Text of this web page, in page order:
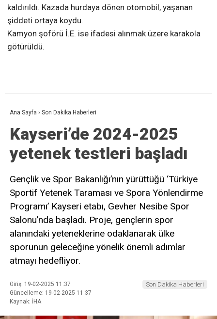
kaldırıldı. Kazada hurdaya dönen otomobil, yaşanan
şiddeti ortaya koydu.
Kamyon şoförü İ.E. ise ifadesi alınmak üzere karakola
götürüldü.
Ana Sayfa › Son Dakika Haberleri
Kayseri’de 2024-2025
yetenek testleri başladı
Gençlik ve Spor Bakanlığı’nın yürüttüğü ‘Türkiye
Sportif Yetenek Taraması ve Spora Yönlendirme
Programı’ Kayseri etabı, Gevher Nesibe Spor
Salonu’nda başladı. Proje, gençlerin spor
alanındaki yeteneklerine odaklanarak ülke
sporunun geleceğine yönelik önemli adımlar
atmayı hedefliyor.
Giriş: 19-02-2025 11:37
Güncelleme: 19-02-2025 11:37
Kaynak: İHA
Son Dakika Haberleri